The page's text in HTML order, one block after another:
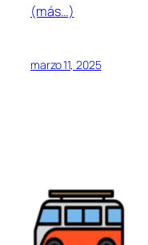
(más…)
marzo 11, 2025